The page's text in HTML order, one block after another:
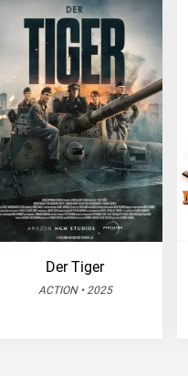
Der Tiger
ACTION • 2025